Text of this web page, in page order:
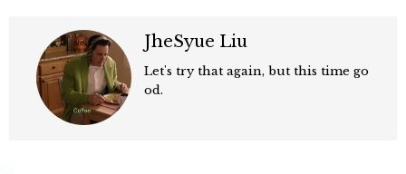
JheSyue Liu
Let's try that again, but this time go
od.